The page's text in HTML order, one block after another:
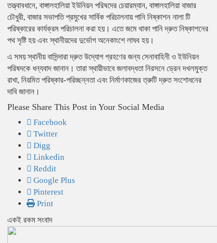
তত্ত্বাবধানে, বাঙ্গালহালিয়া ইউনিয়ন পরিষদের চেয়ারম্যান, বাঙ্গালহালিয়া বাজার
চৌধুরী, বাজার সভাপতি প্রমুখের সার্বিক পরিচালনায় পানি নিষ্কাশন নালা টি
পরিষ্কারের কার্যক্রম পরিচালনা করা হয়। এতে জমে থাকা পানি দ্রুত নিষ্কাশনের
পথ সৃষ্টি হয় এবং স্থানীয়দের দুর্ভোগ অনেকাংশে লাঘব হয়।
এ সময় স্থানীয় বাসিন্দারা দ্রুত উদ্যোগ গ্রহণের জন্য সেনাবাহিনী ও ইউনিয়ন
পরিষদকে ধন্যবাদ জানান। তারা স্থায়ীভাবে জলাবদ্ধতা নিরসনে ড্রেন দখলমুক্ত
রাখা, নিয়মিত পরিষ্কার-পরিচ্ছন্নতা এবং নির্মাণকাজের ত্রুটি দ্রুত সংশোধনের
দাবি জানান।
Please Share This Post in Your Social Media
Facebook
Twitter
Digg
Linkedin
Reddit
Google Plus
Pinterest
Print
একই রকম সংবাদ